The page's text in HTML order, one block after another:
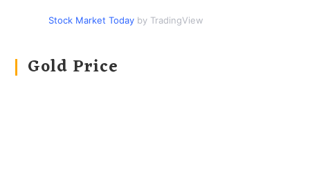
Stock Market Today by TradingView
Gold Price